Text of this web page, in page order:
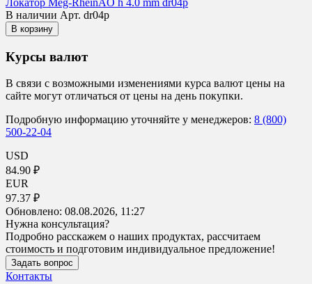
В наличии Арт. dr04p
В корзину
Курсы валют
В связи с возможными изменениями курса валют цены на
сайте могут отличаться от цены на день покупки.
Подробную информацию уточняйте у менеджеров: 8 (800)
500-22-04
USD
84.90 ₽
EUR
97.37 ₽
Обновлено: 08.08.2026, 11:27
Нужна консультация?
Подробно расскажем о наших продуктах, рассчитаем
стоимость и подготовим индивидуальное предложение!
Задать вопрос
Контакты